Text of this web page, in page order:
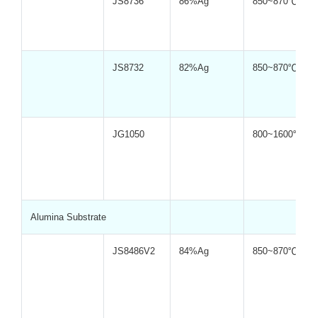
JS8732 82%Ag 850~870℃
JG1050 800~1600℃
Alumina Substrate
JS8486V2 84%Ag 850~870℃